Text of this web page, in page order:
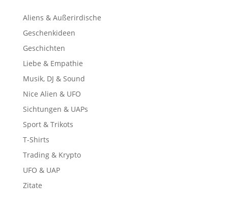
Aliens & Außerirdische
Geschenkideen
Geschichten
Liebe & Empathie
Musik, DJ & Sound
Nice Alien & UFO
Sichtungen & UAPs
Sport & Trikots
T-Shirts
Trading & Krypto
UFO & UAP
Zitate